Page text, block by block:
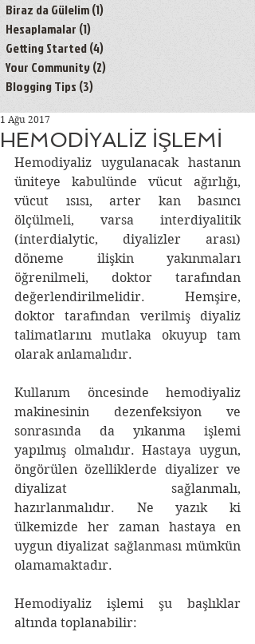
Biraz da Gülelim(1)
Hesaplamalar (1)
Getting Started(4)
Your Community(2)
Blogging Tips (3)
HEMODİYALİZ İŞLEMİ
1 Ağu 2017
Hemodiyaliz uygulanacak hastanın
üniteye kabulünde vücut ağırlığı,
vücut ısısı, arter kan basıncı
ölçülmeli, varsa interdiyalitik
(interdialytic, diyalizler arası)
döneme ilişkin yakınmaları
öğrenilmeli, doktor tarafından
değerlendirilmelidir. Hemşire,
doktor tarafından verilmiş diyaliz
talimatlarını mutlaka okuyup tam
olarak anlamalıdır.
Kullanım öncesinde hemodiyaliz
makinesinin dezenfeksiyon ve
sonrasında da yıkanma işlemi
yapılmış olmalıdır. Hastaya uygun,
öngörülen özelliklerde diyalizer ve
diyalizat sağlanmalı,
hazırlanmalıdır. Ne yazık ki
ülkemizde her zaman hastaya en
uygun diyalizat sağlanması mümkün
olamamaktadır.
Hemodiyaliz işlemi şu başlıklar
altında toplanabilir: